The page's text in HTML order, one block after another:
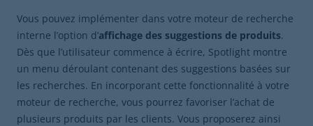
Vous pouvez implémenter dans votre moteur de recherche
interne l’option d’affichage des suggestions de produits.
Dès que l’utilisateur commence à écrire, Spotlight montre
un menu déroulant contenant des suggestions basées sur
les recherches. En incorporant cette fonctionnalité à votre
moteur de recherche, vous pourrez favoriser l’achat de
plusieurs produits par les clients. Vous proposerez ainsi